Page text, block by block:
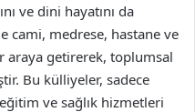
ve dini hayatını da
cami, medrese, hastane ve
araya getirerek, toplumsal
Bu külliyeler, sadece
ve sağlık hizmetleri